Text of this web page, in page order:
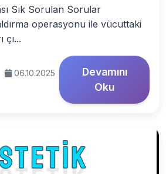
Sık Sorulan Sorular
operasyonu ile vücuttaki
çı...
06.10.2025
Devamını
Oku